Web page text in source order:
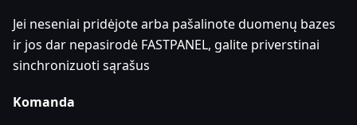
Jei neseniai pridėjote arba pašalinote duomenų bazes
ir jos dar nepasirodė FASTPANEL, galite priverstinai
sinchronizuoti sąrašus
Komanda